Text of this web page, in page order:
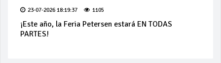
23-07-2026 18:19:37 1105
¡Este año, la Feria Petersen estará EN TODAS
PARTES!